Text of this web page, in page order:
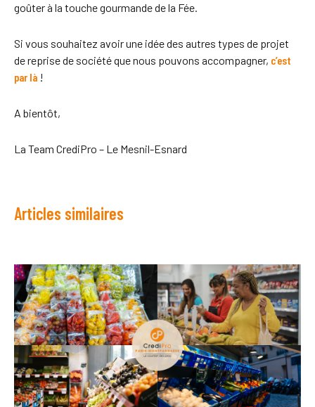
goûter à la touche gourmande de la Fée.
Si vous souhaitez avoir une idée des autres types de projet
de reprise de société que nous pouvons accompagner, c’est
par là !
A bientôt,
La Team CrediPro – Le Mesnil-Esnard
Articles similaires